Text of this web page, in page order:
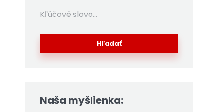
Hľadať
Naša myšlienka: